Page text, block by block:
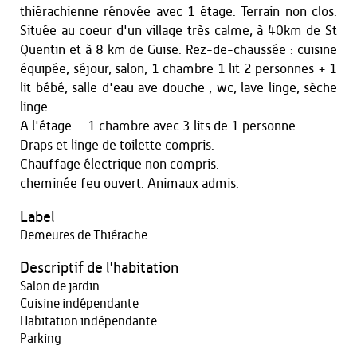
thiérachienne rénovée avec 1 étage. Terrain non clos.
Située au coeur d'un village très calme, à 40km de St
Quentin et à 8 km de Guise. Rez-de-chaussée : cuisine
équipée, séjour, salon, 1 chambre 1 lit 2 personnes + 1
lit bébé, salle d'eau ave douche , wc, lave linge, sèche
linge.
A l'étage : . 1 chambre avec 3 lits de 1 personne.
Draps et linge de toilette compris.
Chauffage électrique non compris.
cheminée feu ouvert. Animaux admis.
Label
Demeures de Thiérache
Descriptif de l'habitation
Salon de jardin
Cuisine indépendante
Habitation indépendante
Parking